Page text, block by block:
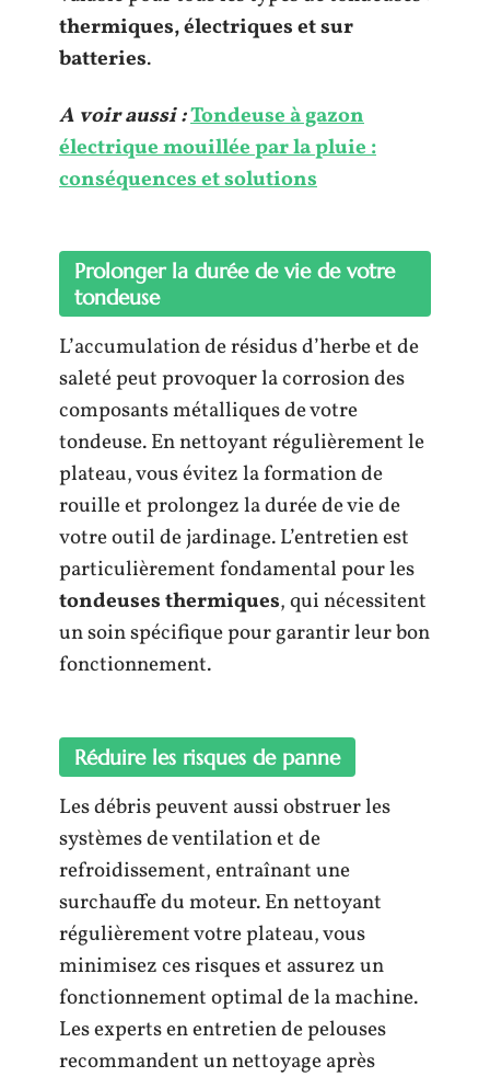
thermiques, électriques et sur
batteries.
A voir aussi :Tondeuse à gazon
électrique mouillée par la pluie :
conséquences et solutions
Prolonger la durée de vie de votre
tondeuse
L’accumulation de résidus d’herbe et de
saleté peut provoquer la corrosion des
composants métalliques de votre
tondeuse. En nettoyant régulièrement le
plateau, vous évitez la formation de
rouille et prolongez la durée de vie de
votre outil de jardinage. L’entretien est
particulièrement fondamental pour les
tondeuses thermiques, qui nécessitent
un soin spécifique pour garantir leur bon
fonctionnement.
Réduire les risques de panne
Les débris peuvent aussi obstruer les
systèmes de ventilation et de
refroidissement, entraînant une
surchauffe du moteur. En nettoyant
régulièrement votre plateau, vous
minimisez ces risques et assurez un
fonctionnement optimal de la machine.
Les experts en entretien de pelouses
recommandent un nettoyage après